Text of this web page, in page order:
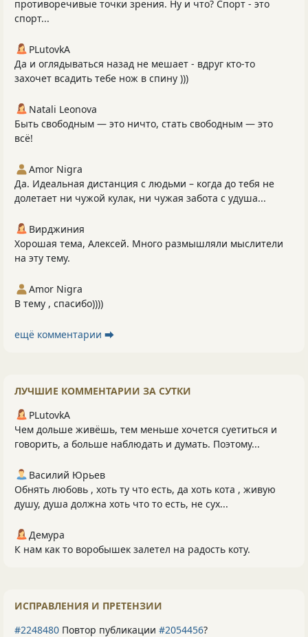
противоречивые точки зрения. Ну и что? Спорт - это
спорт...
PLutоvkА
Да и оглядываться назад не мешает - вдруг кто-то
захочет всадить тебе нож в спину )))
Natali Leonova
Быть свободным — это ничто, стать свободным — это
всё!
Amor Nigra
Да. Идеальная дистанция с людьми – когда до тебя не
долетает ни чужой кулак, ни чужая забота с удуша...
Вирджиния
Хорошая тема, Алексей. Много размышляли мыслители
на эту тему.
Amor Nigra
В тему , спасибо))))
ещё комментарии ⮕
ЛУЧШИЕ КОММЕНТАРИИ ЗА СУТКИ
PLutоvkА
Чем дольше живёшь, тем меньше хочется суетиться и
говорить, а больше наблюдать и думать. Поэтому...
Василий Юрьев
Обнять любовь , хоть ту что есть, да хоть кота , живую
душу, душа должна хоть что то есть, не сух...
Демура
К нам как то воробышек залетел на радость коту.
ИСПРАВЛЕНИЯ И ПРЕТЕНЗИИ
#2248480 Повтор публикации #2054456?